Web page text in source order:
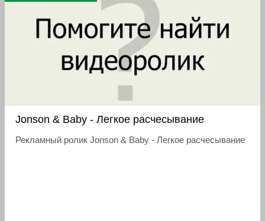
Jonson & Baby - Легкое расчесывание
Рекламный ролик Jonson & Baby - Легкое расчесывание